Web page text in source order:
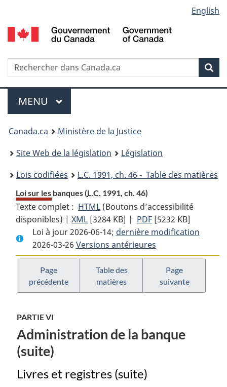
au
contenu
propos
de
la
HTML
simplifiée
selection
English
Recherche
Menu
MENU PRINCIPAL
You
are
here:
Canada.ca
Ministère de la Justice
Site Web de la législation
Législation
Lois codifiées
L.C. 1991, ch. 46 - Table des matières
Loi sur les banques (L.C. 1991, ch. 46)
Texte complet : HTML Texte
complet
:
Loi
sur
les
banques
(Boutons d’accessibilité
disponibles) |XML Texte
complet
:
Loi
sur
les
banques
[3284 KB] | PDF Texte
complet
:
Loi
les
banques
[5232 KB]
Loi à jour 2026-06-14; dernière modification
2026-03-26 Versions antérieures
Page
précédente
Table des
matières
Page
suivante
PARTIE VI
Administration de la banque
(suite)
Livres et registres (suite)